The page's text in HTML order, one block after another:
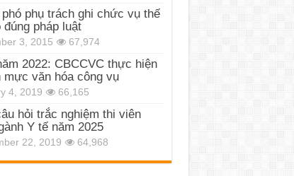
phó phụ trách ghi chức vụ thế
đúng pháp luật
3, 2015 67,974
2022: CBCCVC thực hiện
mực văn hóa công vụ
4, 2019 66,165
hỏi trắc nghiệm thi viên
Y tế năm 2025
22, 2019 64,968